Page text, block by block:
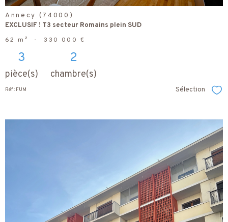
Annecy (74000)
EXCLUSIF ! T3 secteur Romains plein SUD
62 m² - 330 000 €
3
pièce(s)
2
chambre(s)
Réf : FUM Sélection